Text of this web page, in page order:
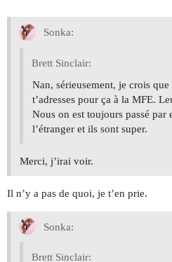
Sonka:
Brett Sinclair:
Nan, sérieusement, je crois
t’adresses pour ça à la MFE.
Nous on est toujours passé par
l’étranger et ils sont super.
Merci, j’irai voir.
Il n’y a pas de quoi, je t’en prie.
Sonka:
Brett Sinclair: